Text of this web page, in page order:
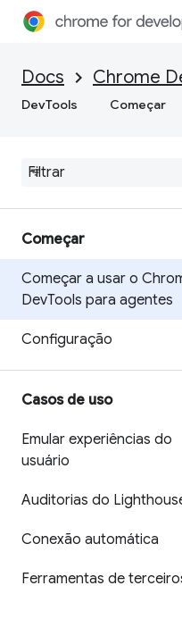
Docs Chrome
DevTools Começar
Começar
Começar a usar o
DevTools para agentes
Configuração
Casos de uso
Emular experiências do
usuário
Auditorias do
Conexão automática
Ferramentas de